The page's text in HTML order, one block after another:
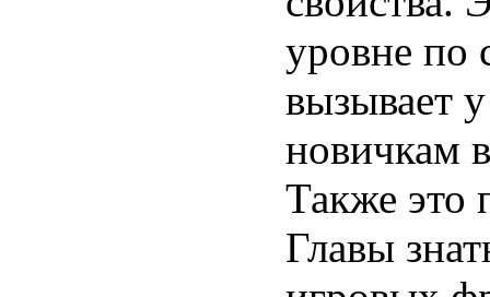
уровне по
вызывает
новичкам
Также это
Главы